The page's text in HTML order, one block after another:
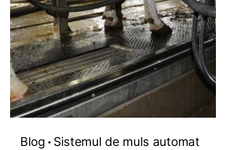
Blog
Sistemul de muls automat